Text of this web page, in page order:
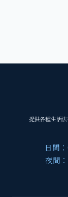
提供各種生活
日間
夜間